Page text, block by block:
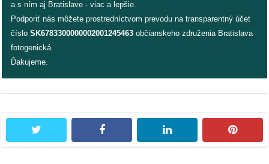
podporte
nás
podporili
kontaktujte
a s ním aj Bratislave - viac a lepšie.
Podporiť nás môžete prostredníctvom prevodu na transparentný účet
číslo SK6783300000002001245463 občianskeho združenia Bratislava
fotogenická.
Ďakujeme.
facebook linkedin